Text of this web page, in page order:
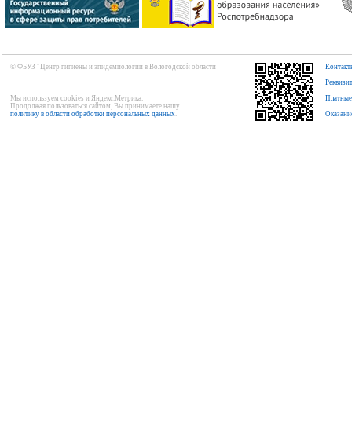
© ФБУЗ "Центр гигиены и эпидемиологии в Вологодской области
Мы используем cookies и Яндекс.Метрика.
Продолжая пользоваться сайтом, Вы принимаете нашу
политику в области обработки персональных данных.